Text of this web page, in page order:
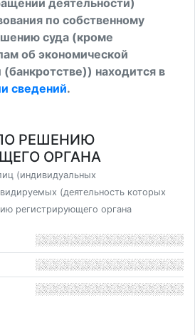
деятельности)
по собственному
суда (кроме
об экономической
(банкротстве)) находится в
сведений.
РЕШЕНИЮ
ОРГАНА
(индивидуальных
(деятельность которых
регистрирующего органа